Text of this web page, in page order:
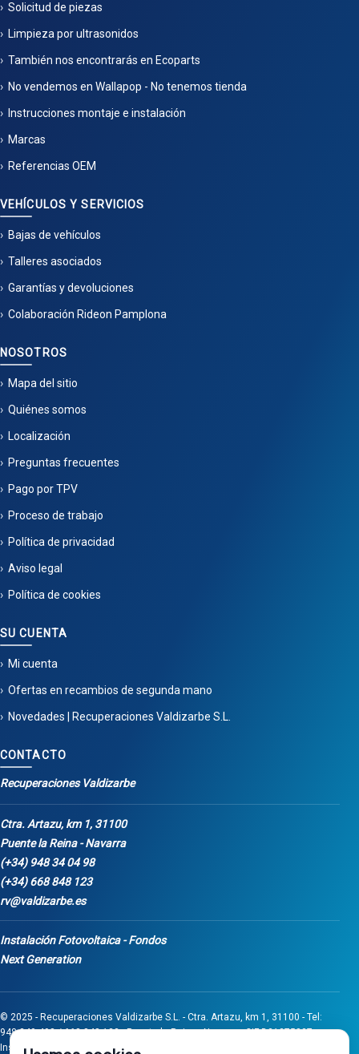
Solicitud de piezas
Limpieza por ultrasonidos
También nos encontrarás en Ecoparts
No vendemos en Wallapop - No tenemos tienda
Instrucciones montaje e instalación
Marcas
Referencias OEM
VEHÍCULOS Y SERVICIOS
Bajas de vehículos
Talleres asociados
Garantías y devoluciones
Colaboración Rideon Pamplona
NOSOTROS
Mapa del sitio
Quiénes somos
Localización
Preguntas frecuentes
Pago por TPV
Proceso de trabajo
Política de privacidad
Aviso legal
Política de cookies
SU CUENTA
Mi cuenta
Ofertas en recambios de segunda mano
Novedades | Recuperaciones Valdizarbe S.L.
CONTACTO
Recuperaciones Valdizarbe
Ctra. Artazu, km 1, 31100
Puente la Reina - Navarra
(+34) 948 34 04 98
(+34) 668 848 123
rv@valdizarbe.es
Instalación Fotovoltaica - Fondos
Next Generation
© 2025 - Recuperaciones Valdizarbe S.L. - Ctra. Artazu, km 1, 31100 - Tel:
948 340 498 / 668 848 123 - Puente la Reina - Navarra - CIF B31275837.
Inscrita en el Registro Mercantil de Navarra, Tomo 32, Folio 75, Hoja 525.